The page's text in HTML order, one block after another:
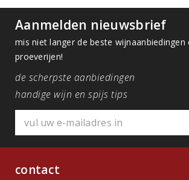
Aanmelden nieuwsbrief
mis niet langer de beste
proeverijen!
de scherpste aanbiedingen
handige wijn en spijs tips
contact